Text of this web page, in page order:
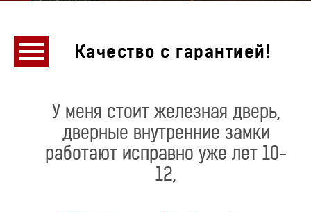
Качество с гарантией!
У меня стоит железная дверь,
дверные внутренние замки
работают исправно уже лет 10-
12,